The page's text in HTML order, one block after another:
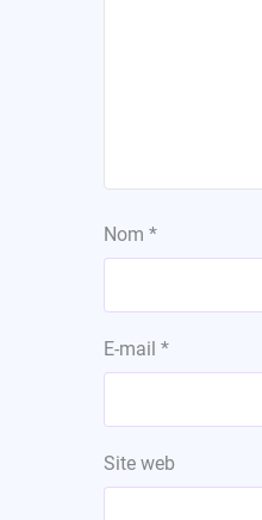
Nom *
E-mail *
Site web